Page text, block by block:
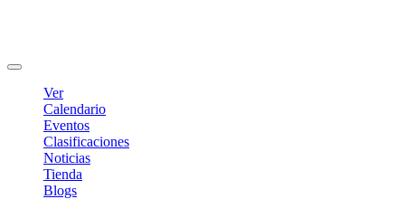
Ver
Calendario
Eventos
Clasificaciones
Noticias
Tienda
Blogs